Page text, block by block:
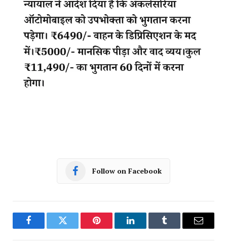
Follow on Facebook
FacebookTwitter Pinterest LinkedInTumblr Email